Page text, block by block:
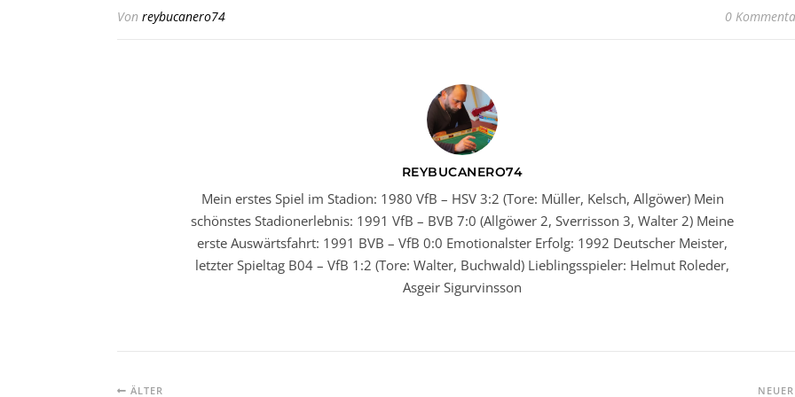
Von reybucanero74 0
REYBUCANERO74
Mein erstes Spiel im Stadion: 1980 VfB – HSV 3:2 (Tore: Müller, Kelsch, Allgöwer) Mein
schönstes Stadionerlebnis: 1991 VfB – BVB 7:0 (Allgöwer 2, Sverrisson 3, Walter 2) Meine
erste Auswärtsfahrt: 1991 BVB – VfB 0:0 Emotionalster Erfolg: 1992 Deutscher Meister,
letzter Spieltag B04 – VfB 1:2 (Tore: Walter, Buchwald) Lieblingsspieler: Helmut Roleder,
Asgeir Sigurvinsson
ÄLTER